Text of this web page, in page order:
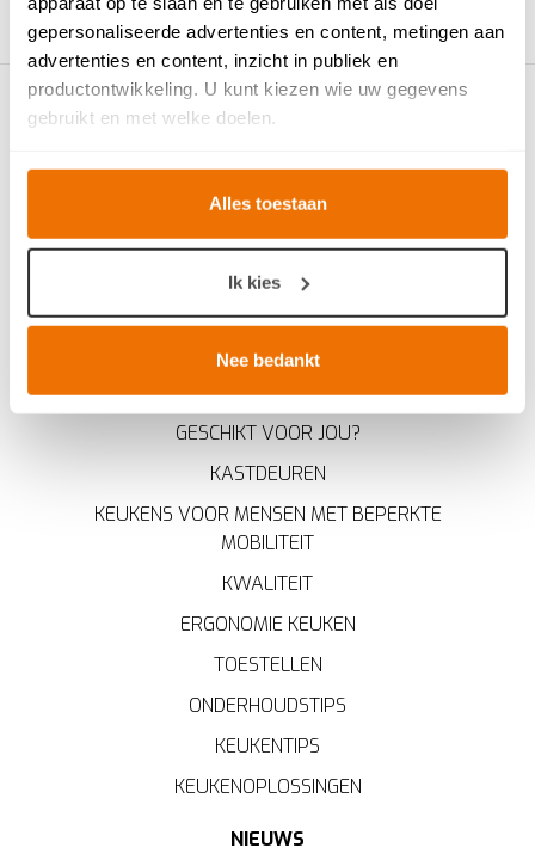
gepersonaliseerde advertenties en content, metingen aan
advertenties en content, inzicht in publiek en
productontwikkeling. U kunt kiezen wie uw gegevens
gebruikt en met welke doelen.
Als u het toestaat, willen we ook graag:
Informatie verzamelen over uw geografische locatie,
die tot een paar meter nauwkeurig kan zijn
op specifieke eigenschappen (fingerprinting)
Lees meer over hoe uw persoonlijke gegevens worden
verwerkt en stel uw voorkeuren in het
intrekken in de Cookieverklaring.
Breng uw cookies, net als een keukenproject, op smaak
accepteren, geniet u van een vloeiende ervaring. Ze
functionelewebsite, bieden inzichten
wat beter kan en helpen ons om u
gepersonaliseerdeervaring te bieden zoals
Alles toestaan
Ik kies
Nee bedankt
KEUKENADVIES
WERKBLADEN & KEUKENBLADEN
GESCHIKT VOOR JOU?
KASTDEUREN
KEUKENS VOOR MENSEN MET BEPERKTE
MOBILITEIT
KWALITEIT
ERGONOMIE KEUKEN
TOESTELLEN
ONDERHOUDSTIPS
KEUKENTIPS
KEUKENOPLOSSINGEN
NIEUWS